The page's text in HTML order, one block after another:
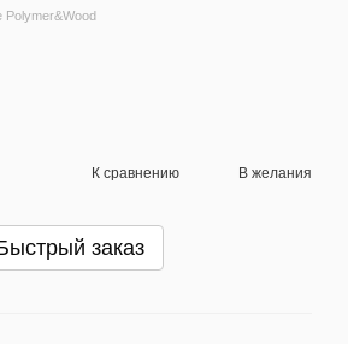
Polymer&Wood
К сравнению В желания
заказ